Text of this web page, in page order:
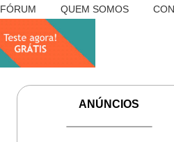
FÓRUM QUEM SOMOS
ANÚNCIOS